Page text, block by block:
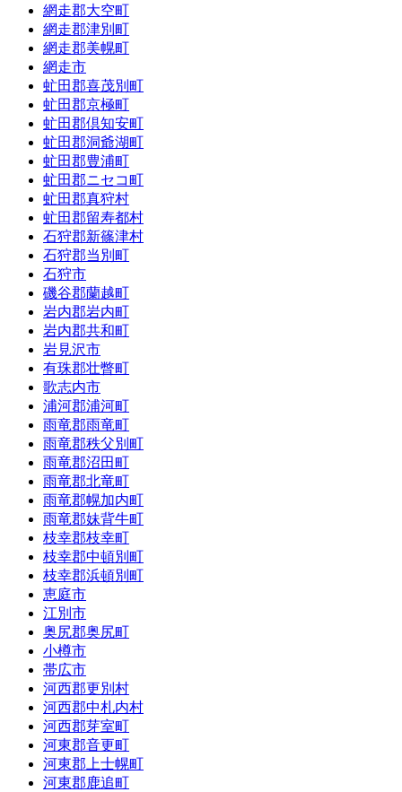
網走郡大空町
網走郡津別町
網走郡美幌町
網走市
虻田郡喜茂別町
虻田郡京極町
虻田郡倶知安町
虻田郡洞爺湖町
虻田郡豊浦町
虻田郡ニセコ町
虻田郡真狩村
虻田郡留寿都村
石狩郡新篠津村
石狩郡当別町
石狩市
磯谷郡蘭越町
岩内郡岩内町
岩内郡共和町
岩見沢市
有珠郡壮瞥町
歌志内市
浦河郡浦河町
雨竜郡雨竜町
雨竜郡秩父別町
雨竜郡沼田町
雨竜郡北竜町
雨竜郡幌加内町
雨竜郡妹背牛町
枝幸郡枝幸町
枝幸郡中頓別町
枝幸郡浜頓別町
恵庭市
江別市
奥尻郡奥尻町
小樽市
帯広市
河西郡更別村
河西郡中札内村
河西郡芽室町
河東郡音更町
河東郡上士幌町
河東郡鹿追町